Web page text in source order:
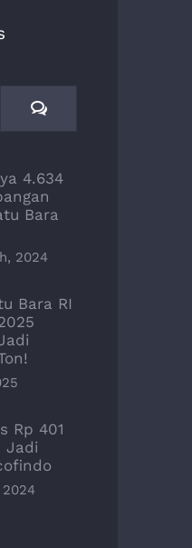
Comments
4.634
Bara
2024
Bara RI
Rp 401
Jadi